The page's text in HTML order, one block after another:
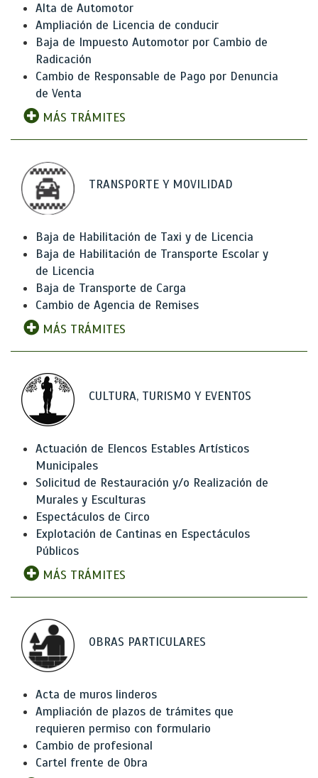
Alta de Automotor
Ampliación de Licencia de conducir
Baja de Impuesto Automotor por Cambio de
Radicación
Cambio de Responsable de Pago por Denuncia
de Venta
MÁS TRÁMITES
TRANSPORTE Y MOVILIDAD
Baja de Habilitación de Taxi y de Licencia
Baja de Habilitación de Transporte Escolar y
de Licencia
Baja de Transporte de Carga
Cambio de Agencia de Remises
MÁS TRÁMITES
CULTURA, TURISMO Y EVENTOS
Actuación de Elencos Estables Artísticos
Municipales
Solicitud de Restauración y/o Realización de
Murales y Esculturas
Espectáculos de Circo
Explotación de Cantinas en Espectáculos
Públicos
MÁS TRÁMITES
OBRAS PARTICULARES
Acta de muros linderos
Ampliación de plazos de trámites que
requieren permiso con formulario
Cambio de profesional
Cartel frente de Obra